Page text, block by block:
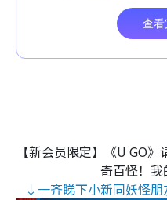
【新会员限定】《U GO
奇百怪！我
↓一齐睇下小新同妖怪